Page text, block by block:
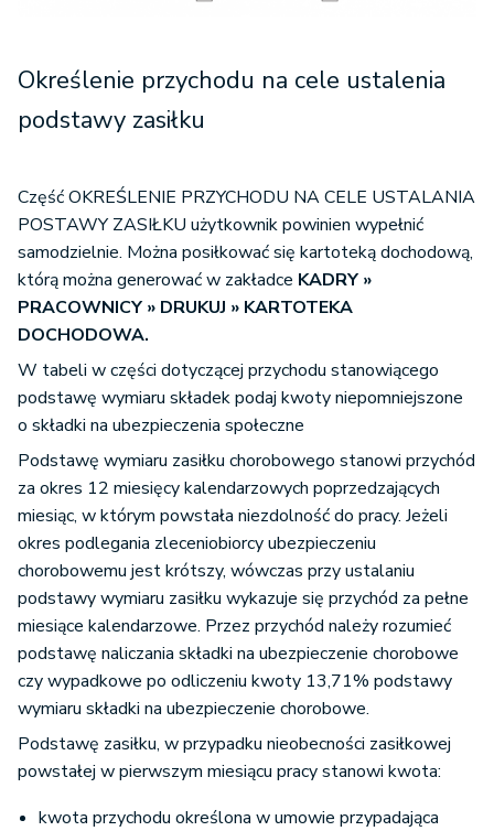
Określenie przychodu na cele ustalenia
podstawy zasiłku
Część OKREŚLENIE PRZYCHODU NA CELE USTALANIA
POSTAWY ZASIŁKU użytkownik powinien wypełnić
samodzielnie. Można posiłkować się kartoteką dochodową,
którą można generować w zakładce KADRY »
PRACOWNICY » DRUKUJ » KARTOTEKA
DOCHODOWA.
W tabeli w części dotyczącej przychodu stanowiącego
podstawę wymiaru składek podaj kwoty niepomniejszone
o składki na ubezpieczenia społeczne
Podstawę wymiaru zasiłku chorobowego stanowi przychód
za okres 12 miesięcy kalendarzowych poprzedzających
miesiąc, w którym powstała niezdolność do pracy. Jeżeli
okres podlegania zleceniobiorcy ubezpieczeniu
chorobowemu jest krótszy, wówczas przy ustalaniu
podstawy wymiaru zasiłku wykazuje się przychód za pełne
miesiące kalendarzowe. Przez przychód należy rozumieć
podstawę naliczania składki na ubezpieczenie chorobowe
czy wypadkowe po odliczeniu kwoty 13,71% podstawy
wymiaru składki na ubezpieczenie chorobowe.
Podstawę zasiłku, w przypadku nieobecności zasiłkowej
powstałej w pierwszym miesiącu pracy stanowi kwota:
kwota przychodu określona w umowie przypadająca